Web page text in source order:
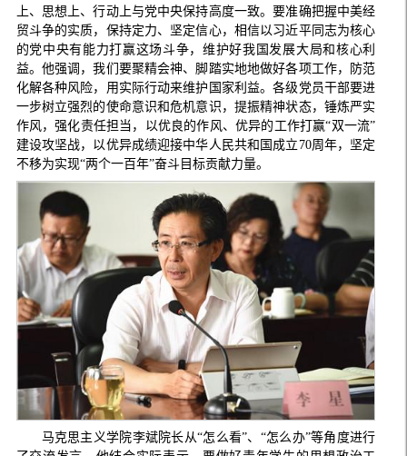
上、思想上、行动上与党中央保持高度一致。要准确把握中美经
贸斗争的实质，保持定力、坚定信心，相信以习近平同志为核心
的党中央有能力打赢这场斗争，维护好我国发展大局和核心利
益。他强调，我们要聚精会神、脚踏实地地做好各项工作，防范
化解各种风险，用实际行动来维护国家利益。各级党员干部要进
一步树立强烈的使命意识和危机意识，提振精神状态，锤炼严实
作风，强化责任担当，以优良的作风、优异的工作打赢“双一流”
建设攻坚战，以优异成绩迎接中华人民共和国成立70周年，坚定
不移为实现“两个一百年”奋斗目标贡献力量。
马克思主义学院李斌院长从“怎么看”、“怎么办”等角度进行